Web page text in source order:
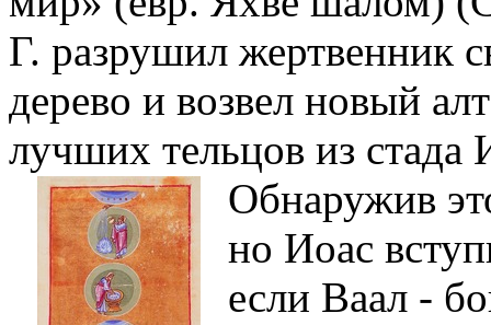
Г. разрушил жертвенник
дерево и возвел новый
лучших тельцов из стада
Обнаружив
но Иоас
если Ваал -